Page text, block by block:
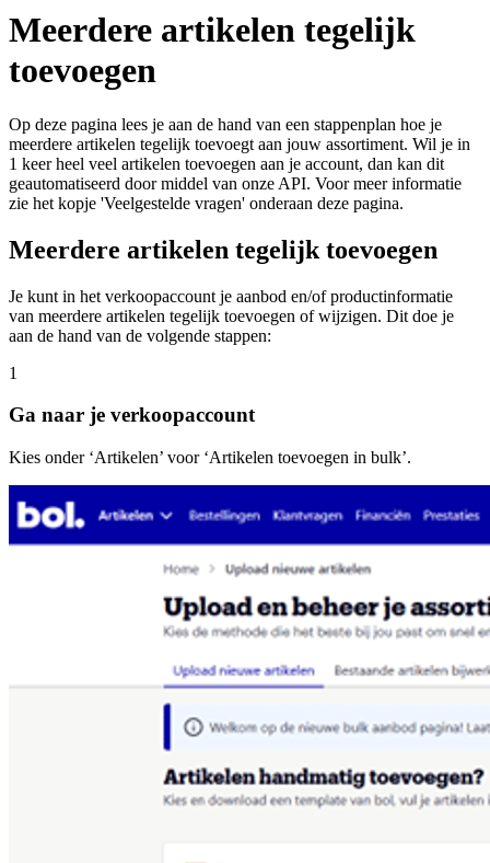
Meerdere artikelen tegelijk
toevoegen
Op deze pagina lees je aan de hand van een stappenplan hoe je
meerdere artikelen tegelijk toevoegt aan jouw assortiment. Wil je in
1 keer heel veel artikelen toevoegen aan je account, dan kan dit
geautomatiseerd door middel van onze API. Voor meer informatie
zie het kopje 'Veelgestelde vragen' onderaan deze pagina.
Meerdere artikelen tegelijk toevoegen
Je kunt in het verkoopaccount je aanbod en/of productinformatie
van meerdere artikelen tegelijk toevoegen of wijzigen. Dit doe je
aan de hand van de volgende stappen:
1
Ga naar je verkoopaccount
Kies onder ‘Artikelen’ voor ‘Artikelen toevoegen in bulk’.